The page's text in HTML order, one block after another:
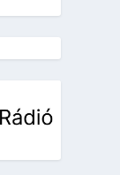
Vörösmarty Rádió